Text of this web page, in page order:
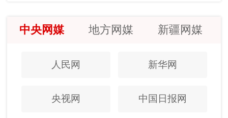
中央网媒 地方网媒 新疆网媒
人民网 新华网
央视网 中国日报网